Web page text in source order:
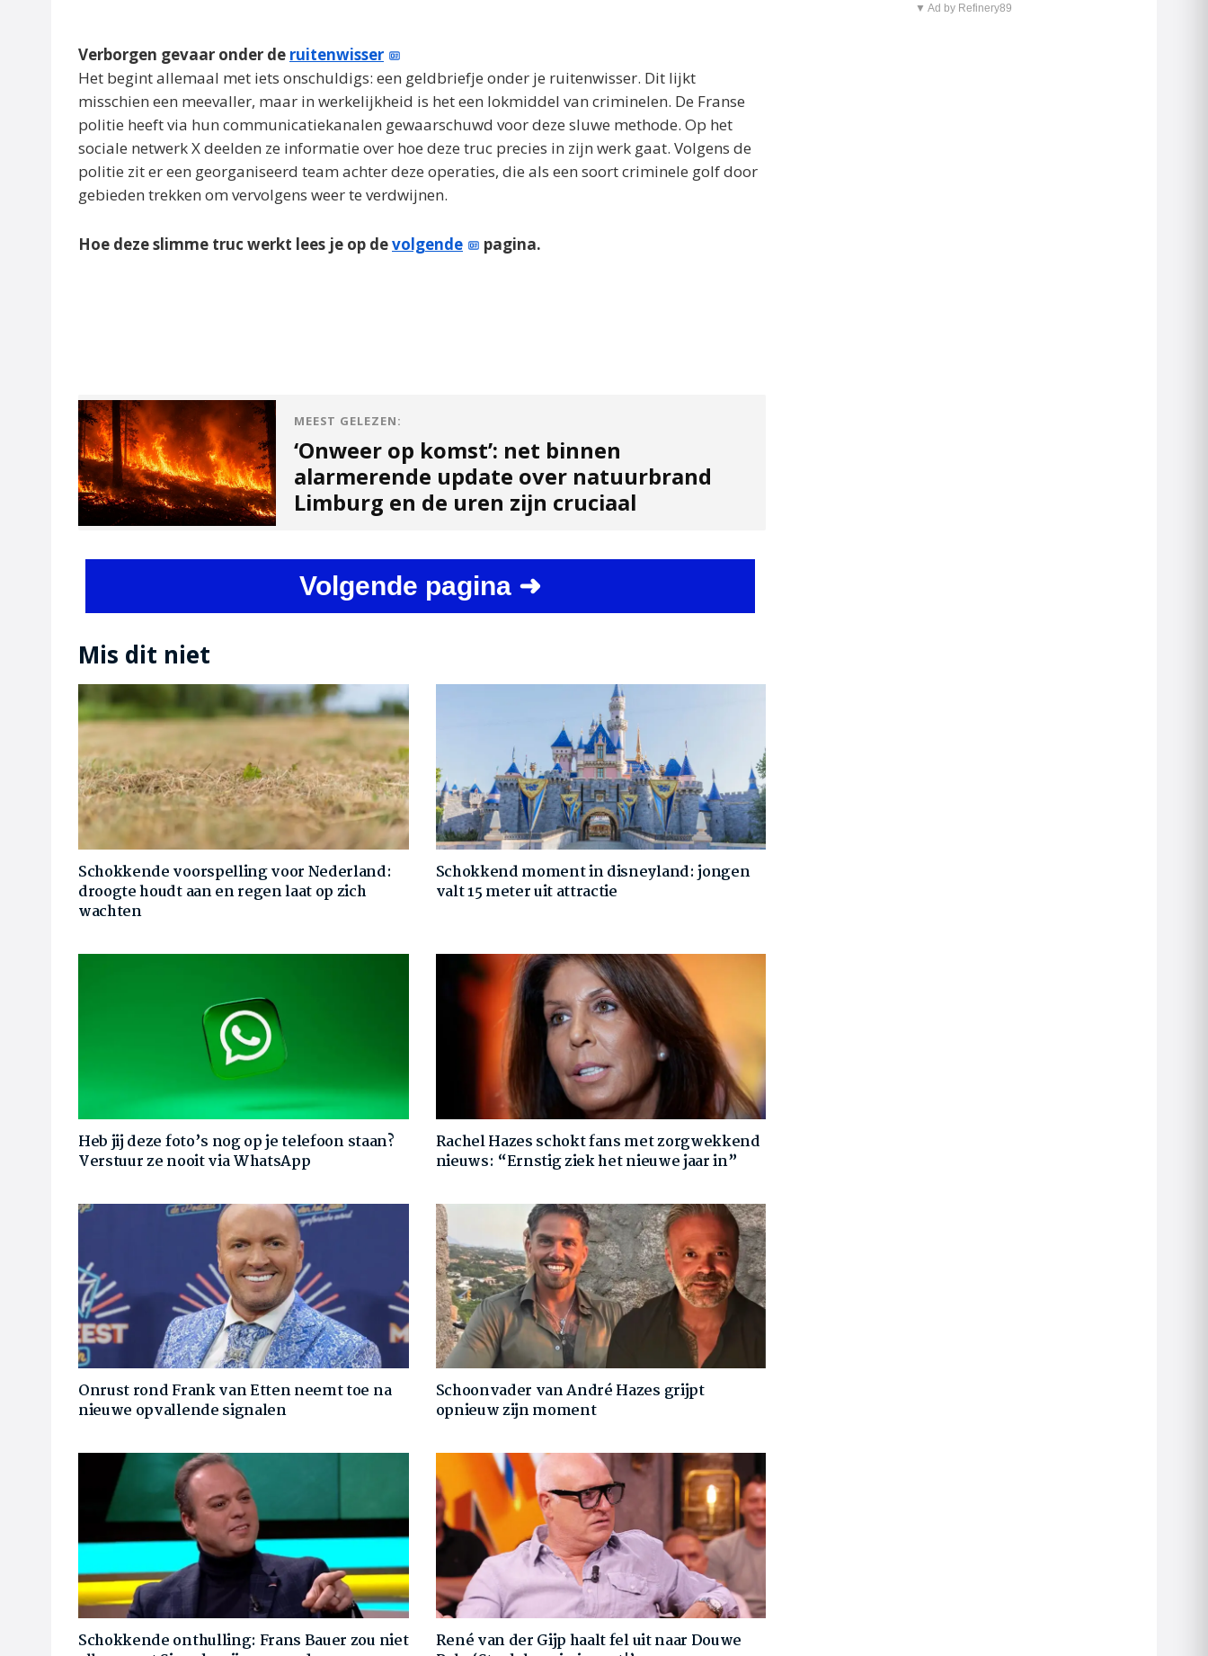
Verborgen gevaar onder de ruitenwisser
Het begint allemaal met iets onschuldigs: een geldbriefje onder je ruitenwisser. Dit lijkt
misschien een meevaller, maar in werkelijkheid is het een lokmiddel van criminelen. De Franse
politie heeft via hun communicatiekanalen gewaarschuwd voor deze sluwe methode. Op het
sociale netwerk X deelden ze informatie over hoe deze truc precies in zijn werk gaat. Volgens de
politie zit er een georganiseerd team achter deze operaties, die als een soort criminele golf door
gebieden trekken om vervolgens weer te verdwijnen.
Hoe deze slimme truc werkt lees je op devolgende pagina.
MEEST GELEZEN:
‘Onweer op komst’: net binnen
alarmerende update over natuurbrand
Limburg en de uren zijn cruciaal
Volgende pagina ➜
Mis dit niet
Schokkende voorspelling voor Nederland:
droogte houdt aan en regen laat op zich
wachten
Schokkend moment in disneyland: jongen
valt 15 meter uit attractie
Heb jij deze foto’s nog op je telefoon staan?
Verstuur ze nooit via WhatsApp
Rachel Hazes schokt fans met zorgwekkend
nieuws: “Ernstig ziek het nieuwe jaar in”
Onrust rond Frank van Etten neemt toe na
nieuwe opvallende signalen
Schoonvader van André Hazes grijpt
opnieuw zijn moment
Schokkende onthulling: Frans Bauer zou niet
René van der Gijp haalt fel uit naar Douwe
▼ Ad by Refinery89